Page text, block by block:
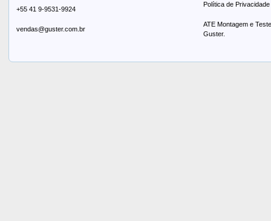
+55 41 9-9531-9924
vendas@guster.com.br
Política de Privacidade
ATE Montagem e
Guster.